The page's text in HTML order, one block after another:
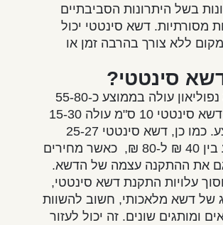
בשל היתרונות הסביבתיים
מסורתיות. דשא סינטטי יכול
ללא צורך בהרבה זמן או
סינטטי?
דשא סינטטי מסוג נפוליאון עולה בממוצע כ-55-80
שקל למ"ר, כאשר דשא סינטטי 10 ס"מ עולה 15-30
שקל למ"ר, בממוצע. כמו כן, דשא סינטטי 25-27
ס"מ עולה בממוצע בין 40 ₪ ל-80 ₪, כאשר מחירים
גם את ההתקנה עצמה של הדשא.
עלויות התקנת דשא סינטטי,
של דשא מלאכותי, חשוב להשוות
ומותגים שונים. זה יכול לעזור